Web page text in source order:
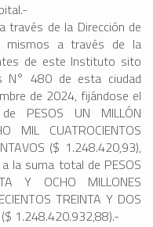
través de la Dirección de
mismos a través de la
de este Instituto sito
N° 480 de esta ciudad
de 2024, fijándose el
PESOS UN MILLÓN
MIL CUATROCIENTOS
($ 1.248.420,93),
la suma total de PESOS
Y OCHO MILLONES
TREINTA Y DOS
($ 1.248.420.932,88).-